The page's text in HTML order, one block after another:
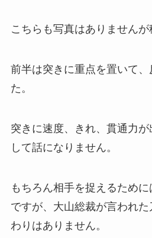
こちらも写真はありませんが
前半は突きに重点を置いて
た。
突きに速度、きれ、貫通力
して話になりません。
もちろん相手を捉えるため
ですが、大山総裁が言われ
わりはありません。